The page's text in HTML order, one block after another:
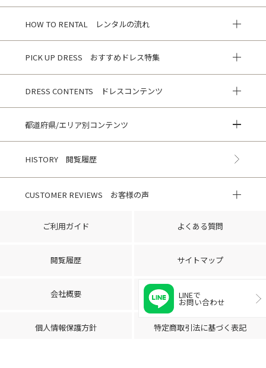
HOW TO RENTAL レンタルの流れ
PICK UP DRESS おすすめドレス特集
DRESS CONTENTS ドレスコンテンツ
都道府県/エリア別コンテンツ
HISTORY 閲覧履歴
CUSTOMER REVIEWS お客様の声
ご利用ガイド よくある質問
閲覧履歴 サイトマップ
会社概要 ご利用規約
個人情報保護方針 特定商取引法に基づく表記
LINEで
お問い合わせ